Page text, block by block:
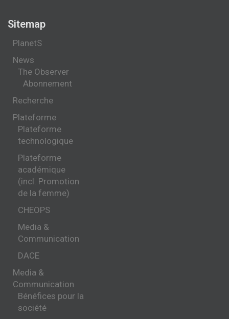
Sitemap
PlanetS
News
The Observer
Abonnement
Recherche
Plateforme
Plateforme
technologique
Plateforme
académique
(incl. Promotion
de la femme)
CHEOPS
Media &
Communication
DACE
Media &
Communication
Bénéfices pour la
société